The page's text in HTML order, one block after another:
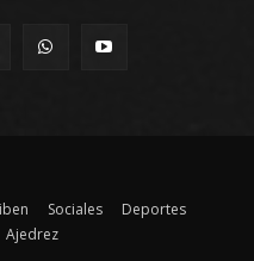
Sociales
Deportes
Ajedrez